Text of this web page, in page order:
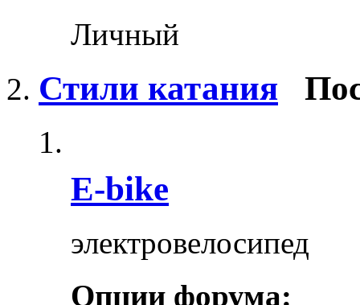
Личный
Стили катания
E-bike
электровелосипед
Опции форума: